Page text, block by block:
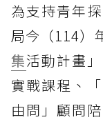
為支持青年
局今（114）
集活動計畫
實戰課程、
由問」顧問